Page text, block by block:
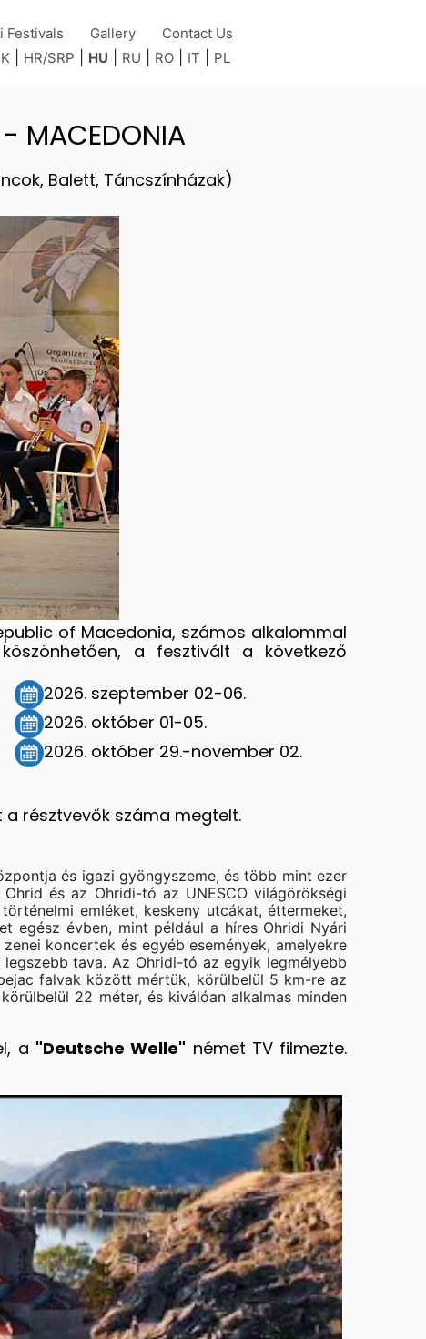
Festivals Gallery
Contact Us
HR/SRP HU RU RO IT PL
- MACEDONIA
Balett, Táncszínházak)
of Macedonia, számos alkalommal
a fesztivált a következő
2026. szeptember 02-06.
2026. október 01-05.
2026. október 29.-november 02.
résztvevők száma megtelt.
és igazi gyöngyszeme, és több mint ezer
és az Ohridi-tó az UNESCO világörökségi
emléket, keskeny utcákat, éttermeket,
egész évben, mint például a híres Ohridi Nyári
koncertek és egyéb események, amelyekre
tava. Az Ohridi-tó az egyik legmélyebb
falvak között mértük, körülbelül 5 km-re az
22 méter, és kiválóan alkalmas minden
a "Deutsche Welle" német TV filmezte.